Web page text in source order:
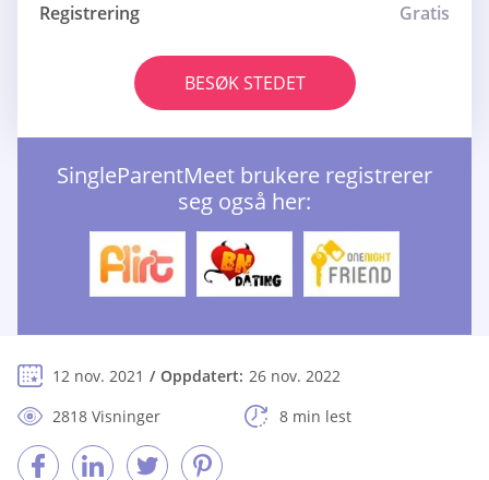
Registrering
Gratis
BESØK STEDET
SingleParentMeet brukere registrerer
seg også her:
12 nov. 2021 Oppdatert: 26 nov. 2022
2818 Visninger
8 min lest